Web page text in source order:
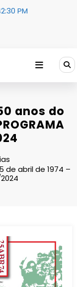
PM
anos do
de abril de 1974 –